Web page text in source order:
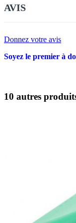
AVIS
Donnez votre avis
Soyez le premier à
10 autres